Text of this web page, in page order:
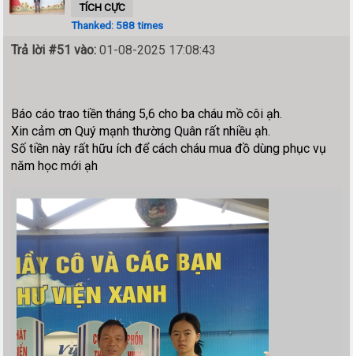
TÍCH CỰC
Thanked: 588 times
Trả lời #51 vào: 01-08-2025 17:08:43
Báo cáo trao tiền tháng 5,6 cho ba cháu mồ côi ạh.
Xin cảm ơn Quý mạnh thường Quân rất nhiều ạh.
Số tiền này rất hữu ích để cách cháu mua đồ dùng phục vụ
năm học mới ạh